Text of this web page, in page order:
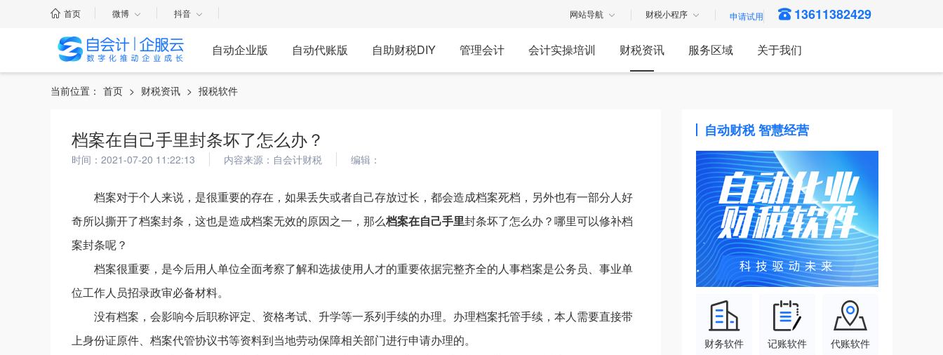
首页 微博 抖音 网站导航 财税小程序 13611382429
自动企业版 自动代账版 自助财税DIY 管理会计 会计实操培训 财税资讯 服务区域 关于我们
当前位置： 首页 > 财税资讯 > 报税软件
档案在自己手里封条坏了怎么办？
时间：2021-07-20 11:22:13 内容来源：自会计财税 编辑：
档案对于个人来说，是很重要的存在，如果丢失或者自己存放过长，都会造成档案死档，另外也有一部分人好
奇所以撕开了档案封条，这也是造成档案无效的原因之一，那么档案在自己手里封条坏了怎么办？哪里可以修补档
案封条呢？
档案很重要，是今后用人单位全面考察了解和选拔使用人才的重要依据完整齐全的人事档案是公务员、事业单
位工作人员招录政审必备材料。
没有档案，会影响今后职称评定、资格考试、升学等一系列手续的办理。办理档案托管手续，本人需要直接带
上身份证原件、档案代管协议书等资料到当地劳动保障相关部门进行申请办理的。
自动财税 智慧经营
财务软件 记账软件 代账软件